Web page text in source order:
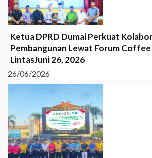
Ketua DPRD Dumai Perkuat
Pembangunan Lewat Forum
LintasJuni 26, 2026
26/06/2026